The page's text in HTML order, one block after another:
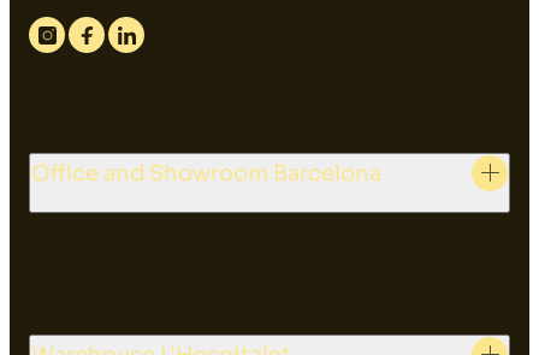
Instagram
FacebookLinkedin
Office and Showroom Barcelona